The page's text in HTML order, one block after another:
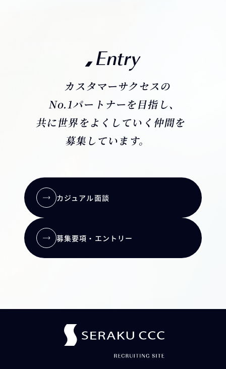
Entry
カスタマーサクセスの
No.1パートナーを目指し、
共に世界をよくしていく仲間を
募集しています。
カジュアル面談
募集要項・エントリー